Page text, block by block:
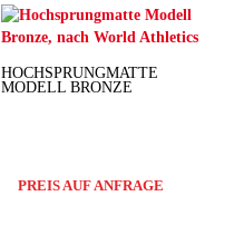
HOCHSPRUNGMATTE
MODELL BRONZE
PREIS AUF ANFRAGE